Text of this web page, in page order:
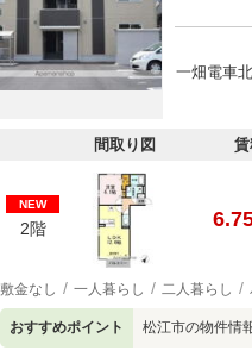
一畑電車
間取り図
NEW
2階
敷金なし 一人暮らし 二人暮らし
おすすめポイント 松江市の物件情